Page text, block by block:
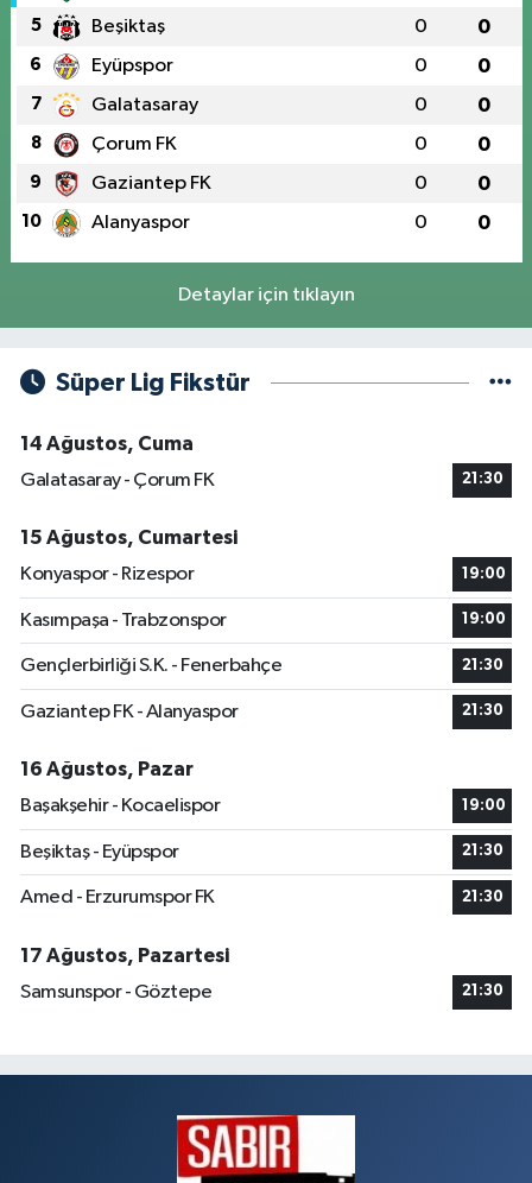
5 Beşiktaş 0 0
6 Eyüpspor 0 0
7 Galatasaray 0 0
8 Çorum FK 0 0
9 Gaziantep FK 0 0
10 Alanyaspor 0 0
Detaylar için tıklayın
Süper Lig Fikstür
14 Ağustos, Cuma
Galatasaray - Çorum FK
21:30
15 Ağustos, Cumartesi
Konyaspor - Rizespor
19:00
Kasımpaşa - Trabzonspor 19:00
Gençlerbirliği S.K. - Fenerbahçe 21:30
Gaziantep FK - Alanyaspor 21:30
16 Ağustos, Pazar
Başakşehir - Kocaelispor
19:00
Beşiktaş - Eyüpspor 21:30
Amed - Erzurumspor FK 21:30
17 Ağustos, Pazartesi
Samsunspor - Göztepe
21:30